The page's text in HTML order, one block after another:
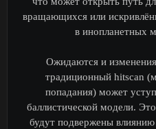
вращающихся или
в инопланетных
Ожидаются и
традиционный hitscan
попадания) может
баллистической модели.
будут подвержены